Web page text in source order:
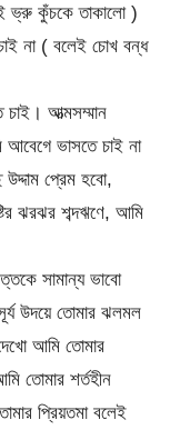
ভ্রু কুঁচকে তাকালো )
না ( বলেই চোখ বন্ধ
চাই। আত্মসম্মান
আবেগে ভাসতে চাই না
প্রেম হবো,
ঝরঝর শব্দঋণে, আমি
সামান্য ভাবো
উদয়ে তোমার ঝলমল
আমি তোমার
তোমার শর্তহীন
প্রিয়তমাবলেই